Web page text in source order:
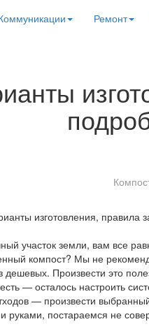
Ремонт
участок земли, вам все
компост? Мы не
дешевых. Произвести это
— осталось настроить
— произвести
руками, постараемся не